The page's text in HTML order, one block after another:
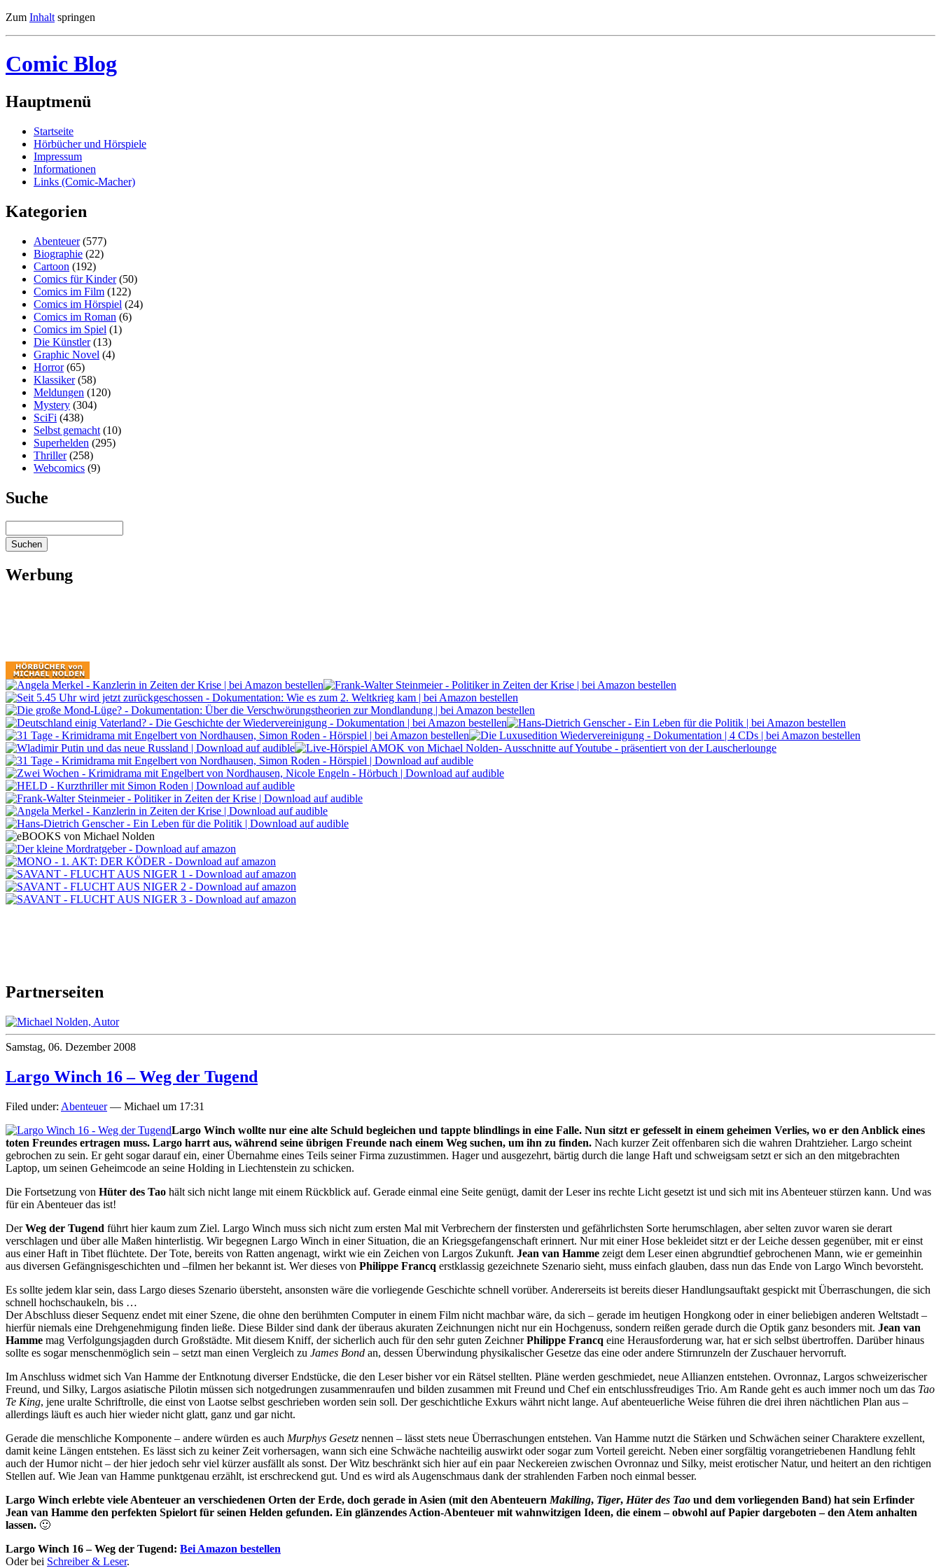
Zum Inhalt springen
Comic Blog
Hauptmenü
Startseite
Hörbücher und Hörspiele
Impressum
Informationen
Links (Comic-Macher)
Kategorien
Abenteuer(577)
Biographie (22)
Cartoon (192)
Comics für Kinder(50)
Comics im Film (122)
Comics im Hörspiel (24)
Comics im Roman (6)
Comics im Spiel (1)
Die Künstler(13)
Graphic Novel (4)
Horror(65)
Klassiker(58)
Meldungen (120)
Mystery (304)
SciFi (438)
Selbst gemacht (10)
Superhelden (295)
Thriller(258)
Webcomics (9)
Suche
Werbung
Partnerseiten
Samstag, 06. Dezember 2008
Largo Winch 16 – Weg der Tugend
Filed under: Abenteuer— Michael um 17:31
Largo Winch wollte nur eine alte Schuld begleichen und tappte blindlings in eine Falle. Nun sitzt er gefesselt in einem geheimen Verlies, wo er den Anblick eines
toten Freundes ertragen muss. Largo harrt aus, während seine übrigen Freunde nach einem Weg suchen, um ihn zu finden. Nach kurzer Zeit offenbaren sich die wahren Drahtzieher. Largo scheint
gebrochen zu sein. Er geht sogar darauf ein, einer Übernahme eines Teils seiner Firma zuzustimmen. Hager und ausgezehrt, bärtig durch die lange Haft und schweigsam setzt er sich an den mitgebrachten
Laptop, um seinen Geheimcode an seine Holding in Liechtenstein zu schicken.
Die Fortsetzung von Hüter des Tao hält sich nicht lange mit einem Rückblick auf. Gerade einmal eine Seite genügt, damit der Leser ins rechte Licht gesetzt ist und sich mit ins Abenteuer stürzen kann. Und was
für ein Abenteuer das ist!
DerWeg der Tugend führt hier kaum zum Ziel. Largo Winch muss sich nicht zum ersten Mal mit Verbrechern der finstersten und gefährlichsten Sorte herumschlagen, aber selten zuvor waren sie derart
verschlagen und über alle Maßen hinterlistig. Wir begegnen Largo Winch in einer Situation, die an Kriegsgefangenschaft erinnert. Nur mit einer Hose bekleidet sitzt er der Leiche dessen gegenüber, mit er einst
aus einer Haft in Tibet flüchtete. Der Tote, bereits von Ratten angenagt, wirkt wie ein Zeichen von Largos Zukunft. Jean van Hamme zeigt dem Leser einen abgrundtief gebrochenen Mann, wie er gemeinhin
aus diversen Gefängnisgeschichten und –filmen her bekannt ist. Wer dieses von Philippe Francq erstklassig gezeichnete Szenario sieht, muss einfach glauben, dass nun das Ende von Largo Winch bevorsteht.
Es sollte jedem klar sein, dass Largo dieses Szenario übersteht, ansonsten wäre die vorliegende Geschichte schnell vorüber. Andererseits ist bereits dieser Handlungsauftakt gespickt mit Überraschungen, die sich
schnell hochschaukeln, bis …
Der Abschluss dieser Sequenz endet mit einer Szene, die ohne den berühmten Computer in einem Film nicht machbar wäre, da sich – gerade im heutigen Hongkong oder in einer beliebigen anderen Weltstadt –
hierfür niemals eine Drehgenehmigung finden ließe. Diese Bilder sind dank der überaus akuraten Zeichnungen nicht nur ein Hochgenuss, sondern reißen gerade durch die Optik ganz besonders mit. Jean van
Hamme mag Verfolgungsjagden durch Großstädte. Mit diesem Kniff, der sicherlich auch für den sehr guten ZeichnerPhilippe Francq eine Herausforderung war, hat er sich selbst übertroffen. Darüber hinaus
sollte es sogar menschenmöglich sein – setzt man einen Vergleich zu James Bond an, dessen Überwindung physikalischer Gesetze das eine oder andere Stirnrunzeln der Zuschauer hervorruft.
Im Anschluss widmet sich Van Hamme der Entknotung diverser Endstücke, die den Leser bisher vor ein Rätsel stellten. Pläne werden geschmiedet, neue Allianzen entstehen. Ovronnaz, Largos schweizerischer
Freund, und Silky, Largos asiatische Pilotin müssen sich notgedrungen zusammenraufen und bilden zusammen mit Freund und Chef ein entschlussfreudiges Trio. Am Rande geht es auch immer noch um das Tao
Te King, jene uralte Schriftrolle, die einst von Laotse selbst geschrieben worden sein soll. Der geschichtliche Exkurs währt nicht lange. Auf abenteuerliche Weise führen die drei ihren nächtlichen Plan aus –
allerdings läuft es auch hier wieder nicht glatt, ganz und gar nicht.
Gerade die menschliche Komponente – andere würden es auch Murphys Gesetz nennen – lässt stets neue Überraschungen entstehen. Van Hamme nutzt die Stärken und Schwächen seiner Charaktere exzellent,
damit keine Längen entstehen. Es lässt sich zu keiner Zeit vorhersagen, wann sich eine Schwäche nachteilig auswirkt oder sogar zum Vorteil gereicht. Neben einer sorgfältig vorangetriebenen Handlung fehlt
auch der Humor nicht – der hier jedoch sehr viel kürzer ausfällt als sonst. Der Witz beschränkt sich hier auf ein paar Neckereien zwischen Ovronnaz und Silky, meist erotischer Natur, und heitert an den richtigen
Stellen auf. Wie Jean van Hamme punktgenau erzählt, ist erschreckend gut. Und es wird als Augenschmaus dank der strahlenden Farben noch einmal besser.
Largo Winch erlebte viele Abenteuer an verschiedenen Orten der Erde, doch gerade in Asien (mit den Abenteuern Makiling, Tiger, Hüter des Tao und dem vorliegenden Band) hat sein Erfinder
Jean van Hamme den perfekten Spielort für seinen Helden gefunden. Ein glänzendes Action-Abenteuer mit wahnwitzigen Ideen, die einem – obwohl auf Papier dargeboten – den Atem anhalten
lassen. 🙂
Largo Winch 16 – Weg der Tugend: Bei Amazon bestellen
Oder bei Schreiber & Leser.